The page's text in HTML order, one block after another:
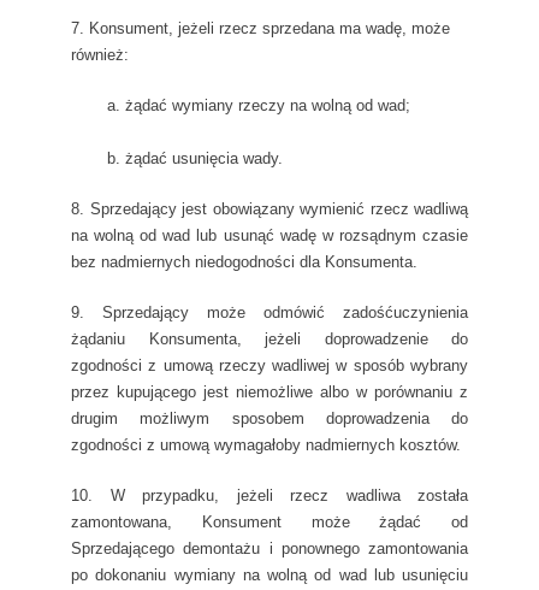
7. Konsument, jeżeli rzecz sprzedana ma wadę, może
również:
a. żądać wymiany rzeczy na wolną od wad;
b. żądać usunięcia wady.
8. Sprzedający jest obowiązany wymienić rzecz wadliwą
na wolną od wad lub usunąć wadę w rozsądnym czasie
bez nadmiernych niedogodności dla Konsumenta.
9. Sprzedający może odmówić zadośćuczynienia
żądaniu Konsumenta, jeżeli doprowadzenie do
zgodności z umową rzeczy wadliwej w sposób wybrany
przez kupującego jest niemożliwe albo w porównaniu z
drugim możliwym sposobem doprowadzenia do
zgodności z umową wymagałoby nadmiernych kosztów.
10. W przypadku, jeżeli rzecz wadliwa została
zamontowana, Konsument może żądać od
Sprzedającego demontażu i ponownego zamontowania
po dokonaniu wymiany na wolną od wad lub usunięciu